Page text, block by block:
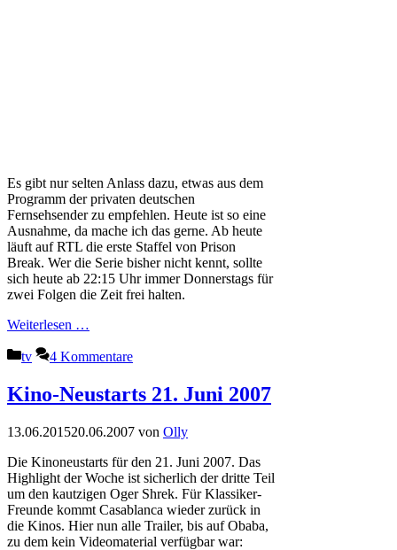
Es gibt nur selten Anlass dazu, etwas aus dem
Programm der privaten deutschen
Fernsehsender zu empfehlen. Heute ist so eine
Ausnahme, da mache ich das gerne. Ab heute
läuft auf RTL die erste Staffel von Prison
Break. Wer die Serie bisher nicht kennt, sollte
sich heute ab 22:15 Uhr immer Donnerstags für
zwei Folgen die Zeit frei halten.
Weiterlesen …
Kategorien
tv 4 Kommentare
Kino-Neustarts 21. Juni 2007
13.06.201520.06.2007 von Olly
Die Kinoneustarts für den 21. Juni 2007. Das
Highlight der Woche ist sicherlich der dritte Teil
um den kautzigen Oger Shrek. Für Klassiker-
Freunde kommt Casablanca wieder zurück in
die Kinos. Hier nun alle Trailer, bis auf Obaba,
zu dem kein Videomaterial verfügbar war: